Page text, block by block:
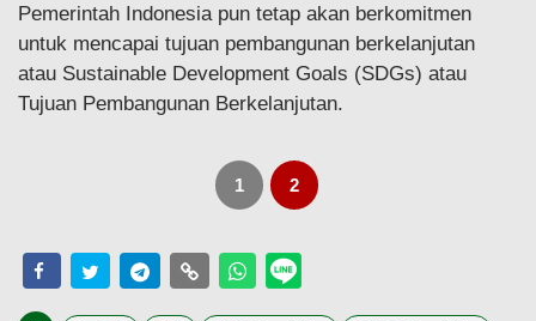
Pemerintah Indonesia pun tetap akan berkomitmen
untuk mencapai tujuan pembangunan berkelanjutan
atau Sustainable Development Goals (SDGs) atau
Tujuan Pembangunan Berkelanjutan.
1 2